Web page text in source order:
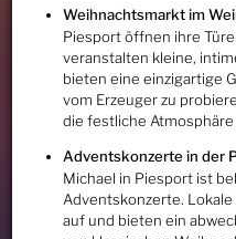
Weihnachtsmarkt im
Piesport öffnen ihre
veranstalten kleine,
bieten eine einzigartige
vom Erzeuger zu
die festliche
Adventskonzerte in der
Michael in Piesport ist
Adventskonzerte.
auf und bieten ein